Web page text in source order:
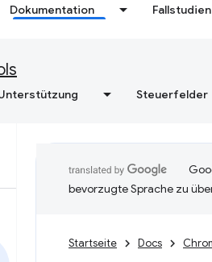
Dokumentation Fallstudien
Steuerfelder
bevorzugte Sprache zu
Startseite Docs